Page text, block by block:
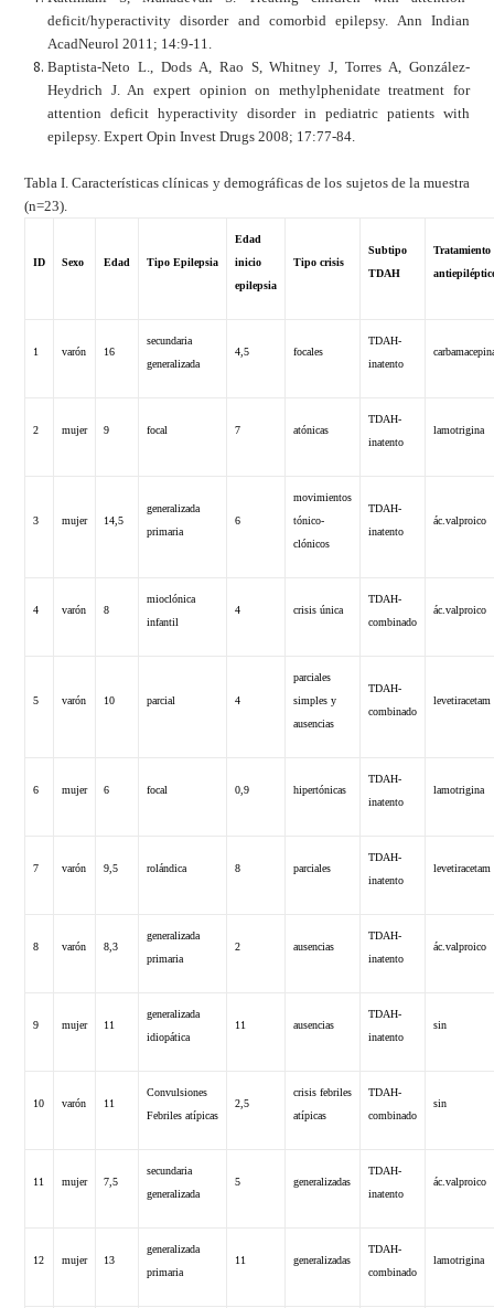
deficit/hyperactivity disorder and comorbid epilepsy. Ann Indian
AcadNeurol 2011; 14:9-11.
Baptista-Neto L., Dods A, Rao S, Whitney J, Torres A, González-
Heydrich J. An expert opinion on methylphenidate treatment for
attention deficit hyperactivity disorder in pediatric patients with
epilepsy. Expert Opin Invest Drugs 2008; 17:77-84.
Tabla I. Características clínicas y demográficas de los sujetos de la muestra
(n=23).
ID Sexo Edad Tipo Epilepsia
Edad
inicio
epilepsia
Tipo crisis
Subtipo
TDAH
Tratamiento
1 varón 16
secundaria
generalizada
4,5 focales
TDAH-
inatento
2 mujer 9 focal 7 atónicas
TDAH-
inatento
lamotrigina
3 mujer 14,5
generalizada
primaria
6
movimientos
tónico-
clónicos
TDAH-
inatento
ác.valproico
4 varón 8
mioclónica
infantil
4 crisis única
TDAH-
combinado
ác.valproico
5 varón 10 parcial 4
parciales
simples y
ausencias
TDAH-
combinado
levetiracetam
6 mujer 6 focal 0,9 hipertónicas
TDAH-
inatento
lamotrigina
7 varón 9,5 rolándica 8 parciales
TDAH-
inatento
levetiracetam
8 varón 8,3
generalizada
primaria
2 ausencias
TDAH-
inatento
ác.valproico
9 mujer 11
generalizada
idiopática
11 ausencias
TDAH-
inatento
sin
10 varón 11
Convulsiones
Febriles atípicas
2,5
crisis febriles
atípicas
TDAH-
combinado
sin
11 mujer 7,5
secundaria
generalizada
5 generalizadas
TDAH-
inatento
ác.valproico
12 mujer 13
generalizada
primaria
11 generalizadas
TDAH-
combinado
lamotrigina